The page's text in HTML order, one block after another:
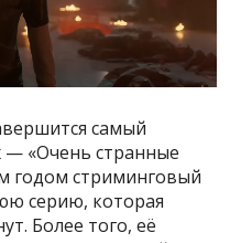
самый
— «Очень странные
годом стриминговый
серию, которая
Более того, её